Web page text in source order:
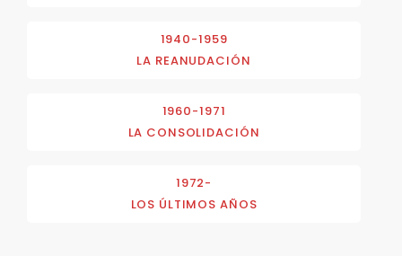
1940-1959
LA REANUDACIÓN
1960-1971
LA CONSOLIDACIÓN
1972-
LOS ÚLTIMOS AÑOS